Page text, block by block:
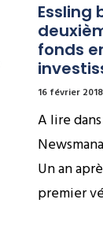
Essling
fonds
16 février 2018
A lire
Un an
premier